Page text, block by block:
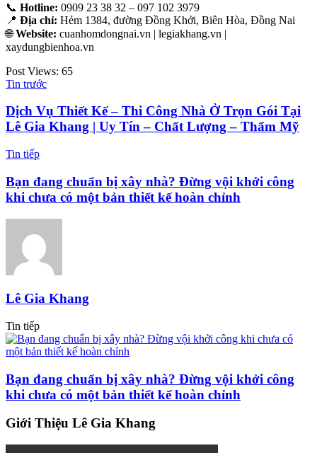
📞 Hotline: 0909 23 38 32 – 097 102 3979
📍 Địa chỉ: Hẻm 1384, đường Đồng Khởi, Biên Hòa, Đồng Nai
🌐Website: cuanhomdongnai.vn | legiakhang.vn |
xaydungbienhoa.vn
Post Views: 65
Tin trước
Dịch Vụ Thiết Kế – Thi Công Nhà Ở Trọn Gói Tại
Lê Gia Khang | Uy Tín – Chất Lượng – Thẩm Mỹ
Tin tiếp
Bạn đang chuẩn bị xây nhà? Đừng vội khởi công
khi chưa có một bản thiết kế hoàn chỉnh
Lê Gia Khang
Tin tiếp
Bạn đang chuẩn bị xây nhà? Đừng vội khởi công
khi chưa có một bản thiết kế hoàn chỉnh
Giới Thiệu Lê Gia Khang